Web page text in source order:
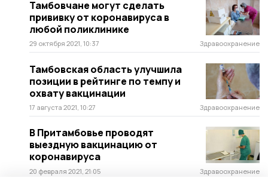
Тамбовчане могут сделать
прививку от коронавируса в
любой поликлинике
29 октября 2021, 10:37 Здравоохранение
Тамбовская область улучшила
позиции в рейтинге по темпу и
охвату вакцинации
17 августа 2021, 10:27 Здравоохранение
В Притамбовье проводят
выездную вакцинацию от
коронавируса
20 февраля 2021, 21:05 Здравоохранение